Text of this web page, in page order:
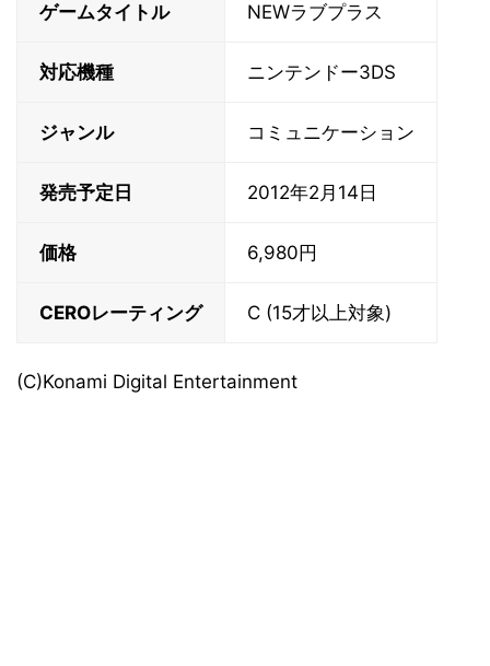
ゲームタイトル NEWラブプラス
対応機種 ニンテンドー3DS
ジャンル コミュニケーション
発売予定日 2012年2月14日
価格 6,980円
CEROレーティング C (15才以上対象)
(C)Konami Digital Entertainment